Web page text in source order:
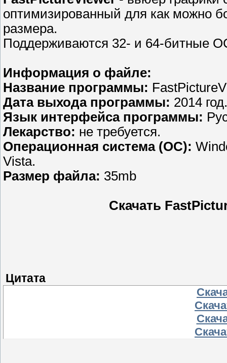
оптимизированный для как можно
размера.
Поддерживаются 32- и 64-битные
Информация о файле:
Название программы:
Дата выхода программы: 2014 год.
Язык интерфейса программы:
Лекарство: не требуется.
Операционная система (ОС):
Vista.
Размер файла: 35mb
Скачать
Цитата